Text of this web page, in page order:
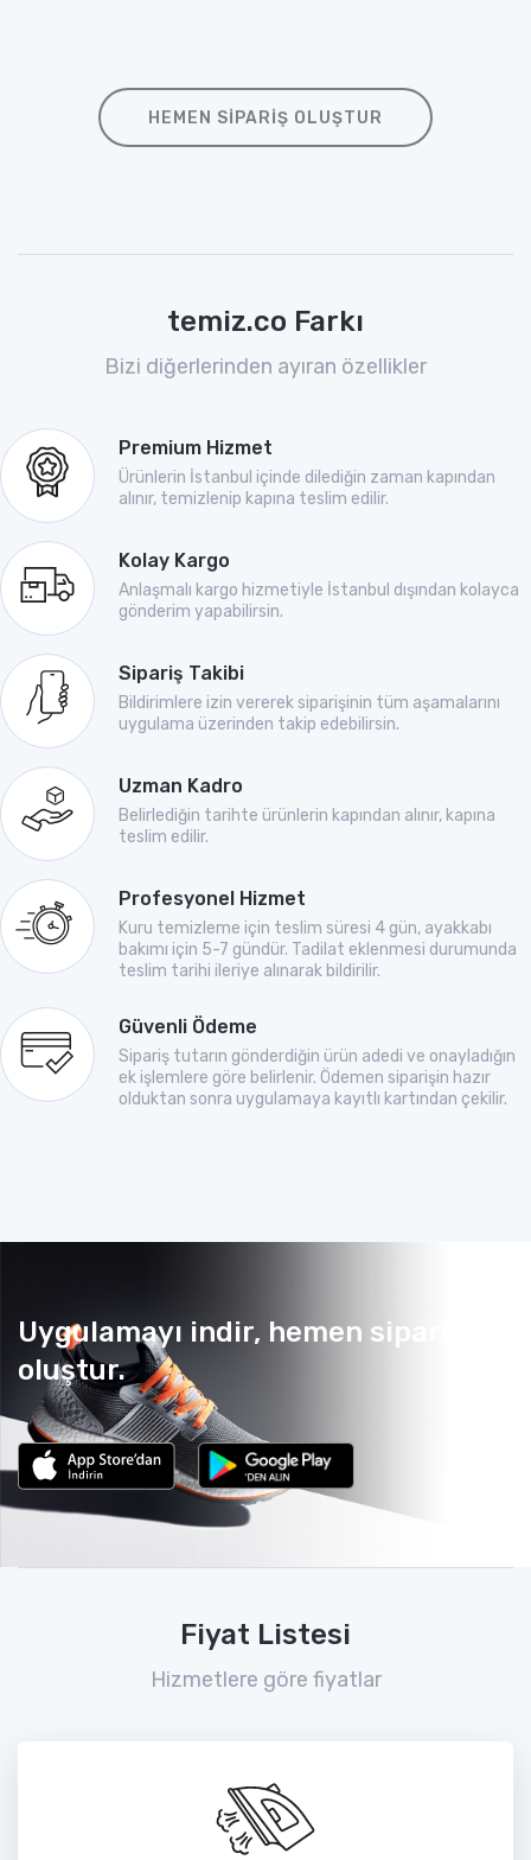
HEMEN SIPARIŞ OLUŞTUR
temiz.co Farkı
Bizi diğerlerinden ayıran özellikler
Premium Hizmet
Ürünlerin İstanbul içinde dilediğin zaman kapından
alınır, temizlenip kapına teslim edilir.
Kolay Kargo
Anlaşmalı kargo hizmetiyle İstanbul dışından kolayca
gönderim yapabilirsin.
Sipariş Takibi
Bildirimlere izin vererek siparişinin tüm aşamalarını
uygulama üzerinden takip edebilirsin.
Uzman Kadro
Belirlediğin tarihte ürünlerin kapından alınır, kapına
teslim edilir.
Profesyonel Hizmet
Kuru temizleme için teslim süresi 4 gün, ayakkabı
bakımı için 5-7 gündür. Tadilat eklenmesi durumunda
teslim tarihi ileriye alınarak bildirilir.
Güvenli Ödeme
Sipariş tutarın gönderdiğin ürün adedi ve onayladığın
ek işlemlere göre belirlenir. Ödemen siparişin hazır
olduktan sonra uygulamaya kayıtlı kartından çekilir.
Uygulamayı indir, hemen sipariş
oluştur.
Fiyat Listesi
Hizmetlere göre fiyatlar